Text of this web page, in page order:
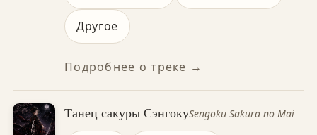
Другое
Подробнее о треке →
Танец сакуры СэнгокуSengoku Sakura no Mai